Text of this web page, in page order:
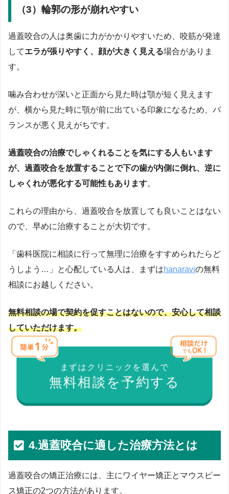
（3）輪郭の形が崩れやすい
過蓋咬合の人は奥歯に力がかかりやすいため、咬筋が発達
してエラが張りやすく、顔が大きく見える場合がありま
す。
噛み合わせが深いと正面から見た時は顎が短く見えます
が、横から見た時に顎が前に出ている印象になるため、バ
ランスが悪く見えがちです。
過蓋咬合の治療でしゃくれることを気にする人もいます
が、過蓋咬合を放置することで下の歯が内側に倒れ、逆に
しゃくれが悪化する可能性もあります。
これらの理由から、過蓋咬合を放置しても良いことはない
ので、早めに治療することが大切です。
「歯科医院に相談に行って無理に治療をすすめられたらど
うしよう…」と心配している人は、まずはhanaraviの無料
相談にお越しください。
無料相談の場で契約を促すことはないので、安心して相談
していただけます。
まずはクリニックを選んで
無料相談を予約する
4.過蓋咬合に適した治療方法とは
過蓋咬合の矯正治療には、主にワイヤー矯正とマウスピー
ス矯正の2つの方法があります。